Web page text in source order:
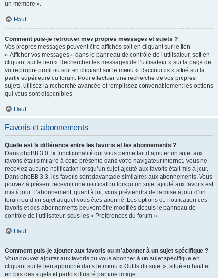
un membre ».
Haut
Comment puis-je retrouver mes propres messages et sujets ?
Vos propres messages peuvent être affichés soit en cliquant sur le lien
« Afficher vos messages » dans le panneau de contrôle de l’utilisateur, soit en
cliquant sur le lien « Rechercher les messages de l’utilisateur » sur la page de
votre propre profil ou soit en cliquant sur le menu « Raccourcis » situé sur la
partie supérieure du forum. Pour effectuer une recherche de vos propres
sujets, utilisez la recherche avancée et remplissez convenablement les options
qui vous sont disponibles.
Haut
Favoris et abonnements
Quelle est la différence entre les favoris et les abonnements ?
Dans phpBB 3.0, la fonctionnalité qui vous permettait d’ajouter un sujet aux
favoris était similaire à celle présente dans votre navigateur internet. Vous ne
receviez aucune notification lorsqu’un sujet ajouté aux favoris était mis à jour.
Dans phpBB 3.3, les favoris sont davantage similaires aux abonnements. Vous
pouvez à présent recevoir une notification lorsqu’un sujet ajouté aux favoris est
mis à jour. L’abonnement, quant à lui, vous préviendra de la mise à jour d’un
forum ou d’un sujet auquel vous êtes abonné. Les options de notification des
favoris et des abonnements peuvent être modifiés depuis le panneau de
contrôle de l’utilisateur, sous les « Préférences du forum ».
Haut
Comment puis-je ajouter aux favoris ou m’abonner à un sujet spécifique ?
Vous pouvez ajouter aux favoris ou vous abonner à un sujet spécifique en
cliquant sur le lien approprié dans le menu « Outils du sujet », situé en haut et
en bas des sujets et parfois illustré par une image.